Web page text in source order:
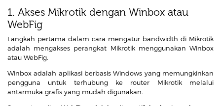
1. Akses Mikrotik dengan Winbox atau
WebFig
Langkah pertama dalam cara mengatur bandwidth di Mikrotik
adalah mengakses perangkat Mikrotik menggunakan Winbox
atau WebFig.
Winbox adalah aplikasi berbasis Windows yang memungkinkan
pengguna untuk terhubung ke router Mikrotik melalui
antarmuka grafis yang mudah digunakan.